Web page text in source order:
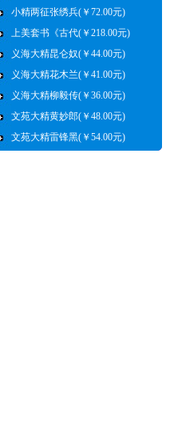
小精两征张绣兵(￥72.00元)
上美套书《古代(￥218.00元)
义海大精昆仑奴(￥44.00元)
义海大精花木兰(￥41.00元)
义海大精柳毅传(￥36.00元)
文苑大精黄妙郎(￥48.00元)
文苑大精雷锋黑(￥54.00元)